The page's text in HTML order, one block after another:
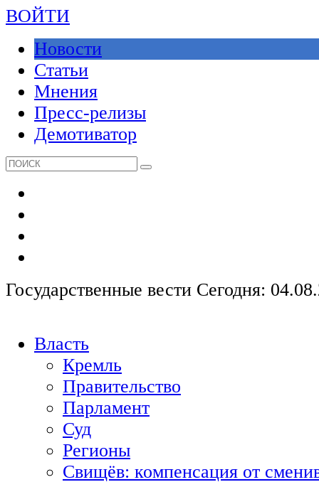
ВОЙТИ
Новости
Статьи
Мнения
Пресс-релизы
Демотиватор
Государственные вести Сегодня:
Власть
Кремль
Правительство
Парламент
Суд
Регионы
Свищёв: компенсация от